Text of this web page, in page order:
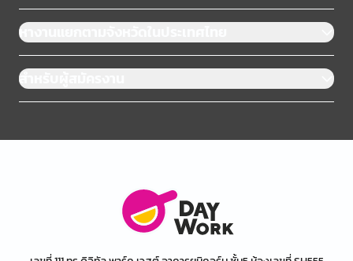
หางานแยกตามจังหวัดในประเทศไทย
สำหรับผู้สมัครงาน